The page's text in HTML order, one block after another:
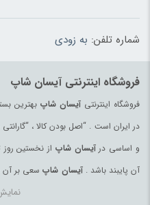
شماره تلفن: به زودی
فروشگاه اینترنتی آیسان شاپ
فروشگاه اینترنتیآیسان شاپبهترین
در ایران است . “اصل بودن کالا ،
و اساسی درآیسان شاپ از نخستین
آن پایبند باشد .آیسان شاپ سعی بر آن
بیفزاید تا بتواند نیاز همه ی افراد با